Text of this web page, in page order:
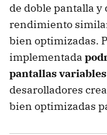
de doble pantalla y
rendimiento
bien optimizadas.
implementada
pantallas variables
desarolladores
bien optimizadas